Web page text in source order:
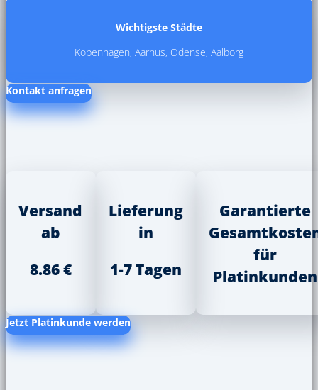
Wichtigste Städte
Kopenhagen, Aarhus, Odense, Aalborg
Kontakt anfragen
Versand
ab
8.86 €
Lieferung
in
1-7 Tagen
Garantierte
für
Platinkunden
Jetzt Platinkunde werden